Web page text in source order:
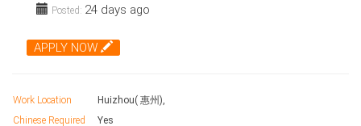
Posted: 24 days ago
APPLY NOW
Work Location
Huizhou( 惠州),
Chinese Required
Yes